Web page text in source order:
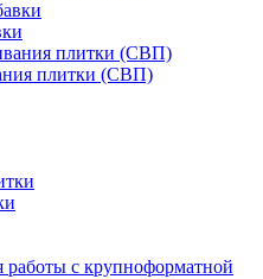
плитки (СВП)